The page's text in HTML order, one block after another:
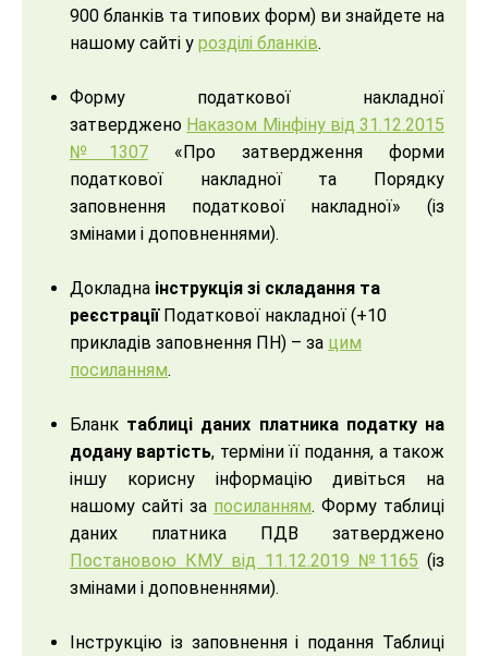
900 бланків та типових форм) ви знайдете на
нашому сайті у розділі бланків.
Форму податкової накладної
затверджено Наказом Мінфіну від 31.12.2015
№1307 «Про затвердження форми
податкової накладної та Порядку
заповнення податкової накладної» (із
змінами і доповненнями).
Докладна інструкція зі складання та
реєстраціїПодаткової накладної (+10
прикладів заповнення ПН) – за цим
посиланням.
Бланк таблиці даних платника податку на
додану вартість, терміни її подання, а також
іншу корисну інформацію дивіться на
нашому сайті за посиланням. Форму таблиці
даних платника ПДВ затверджено
Постановою КМУ від 11.12.2019 №1165 (із
змінами і доповненнями).
Інструкцію із заповнення і подання Таблиці